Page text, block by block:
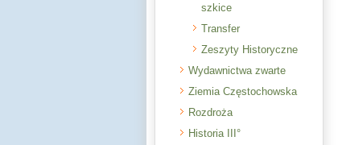
szkice
Transfer
Zeszyty Historyczne
Wydawnictwa zwarte
Ziemia Częstochowska
Rozdroża
Historia III°